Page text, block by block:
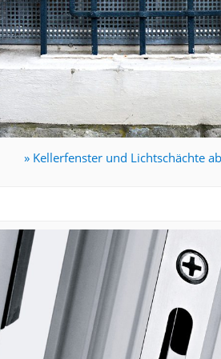
» Kellerfenster und Lichtschächte